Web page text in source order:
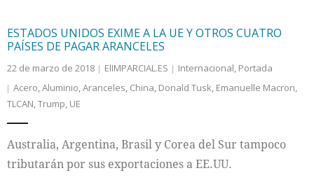
Colaboradores
Cultura
ESTADOS UNIDOS EXIME A LA UE Y OTROS CUATRO
PAÍSES DE PAGAR ARANCELES
22 de marzo de 2018 ElIMPARCIAL.ES Internacional, Portada
Acero,Aluminio,Aranceles, China, Donald Tusk, Emanuelle Macron,
TLCAN,Trump, UE
Australia, Argentina, Brasil y Corea del Sur tampoco
tributarán por sus exportaciones a EE.UU.